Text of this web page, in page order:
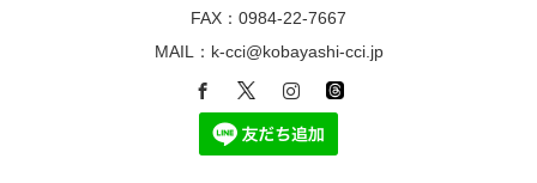
FAX：0984-22-7667
MAIL：k-cci@kobayashi-cci.jp